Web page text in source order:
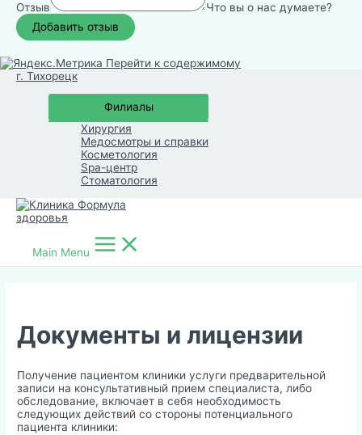
Отзыв Что вы о нас думаете?
Перейти к содержимому
г. Тихорецк
Филиалы
Хирургия
Медосмотры и справки
Косметология
Spa-центр
Стоматология
Main Menu
Документы и лицензии
Получение пациентом клиники услуги предварительной
записи на консультативный прием специалиста, либо
обследование, включает в себя необходимость
следующих действий со стороны потенциального
пациента клиники: